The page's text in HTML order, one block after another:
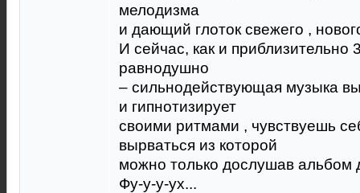
мелодизма
и дающий глоток свежего ,
И сейчас, как и приблизительно
равнодушно
– сильнодействующая музыка
и гипнотизирует
своими ритмами , чувствуешь
вырваться из которой
можно только дослушав альбом
Фу-у-у-ух...